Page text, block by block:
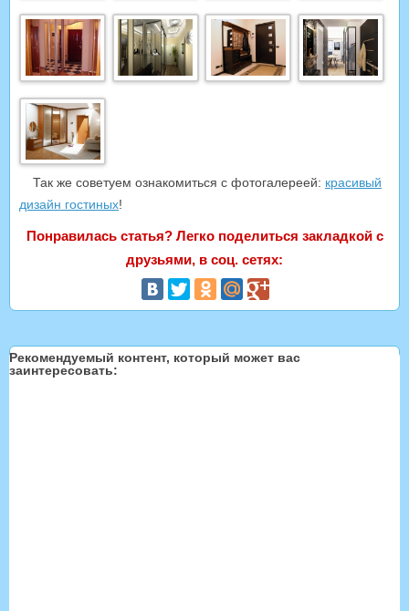
Так же советуем ознакомиться с фотогалереей: красивый
дизайн гостиных!
Понравилась статья? Легко поделиться закладкой с
друзьями, в соц. сетях:
Рекомендуемый контент, который может вас
заинтересовать: